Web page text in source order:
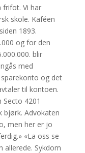
frifot. Vi har
skole. Kaféen
1893.
og for den
blir
med
og det
til kontoen.
4201
bjørk. Advokaten
men her er jo
«La oss se
allerede. Sykdom